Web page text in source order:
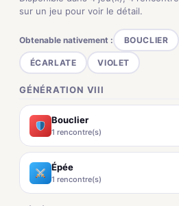
sur un jeu pour voir le détail.
Obtenable nativement : BOUCLIER
ÉCARLATE VIOLET
GÉNÉRATION VIII
Bouclier
1 rencontre(s)
Épée
1 rencontre(s)